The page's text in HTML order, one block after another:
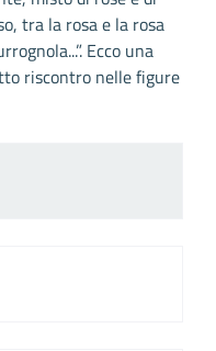
tra la rosa e la rosa
Ecco una
riscontro nelle figure